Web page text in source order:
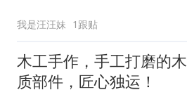
我是汪汪妹 1跟贴
木工手作，手工打磨的木
质部件，匠心独运！